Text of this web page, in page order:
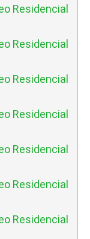
Residencial
Residencial
Residencial
Residencial
Residencial
Residencial
Residencial